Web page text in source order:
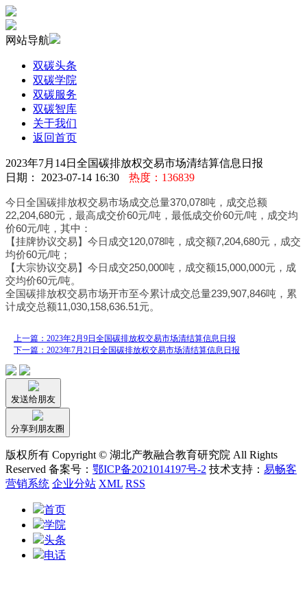
网站导航
双碳头条
双碳学院
双碳服务
双碳智库
关于我们
返回首页
2023年7月14日全国碳排放权交易市场清结算信息日报
日期： 2023-07-14 16:30
热度：136839
今日全国碳排放权交易市场成交总量370,078吨，成交总额
22,204,680元，最高成交价60元/吨，最低成交价60元/吨，成交均
价60元/吨，其中：
【挂牌协议交易】今日成交120,078吨，成交额7,204,680元，成交
均价60元/吨；
【大宗协议交易】今日成交250,000吨，成交额15,000,000元，成
交均价60元/吨。
全国碳排放权交易市场开市至今累计成交总量239,907,846吨，累
计成交总额11,030,158,636.51元。
上一篇：2023年2月9日全国碳排放权交易市场清结算信息日报
下一篇：2023年7月21日全国碳排放权交易市场清结算信息日报
发送给朋友
分享到朋友圈
版权所有 Copyright © 湖北产教融合教育研究院 All Rights
Reserved 备案号： 鄂ICP备2021014197号-2 技术支持： 易畅客
营销系统 企业分站 XML RSS
首页
学院
头条
电话